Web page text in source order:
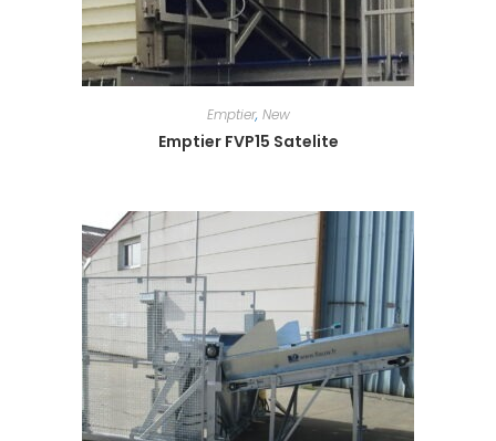
Emptier, New
Emptier FVP15 Satelite